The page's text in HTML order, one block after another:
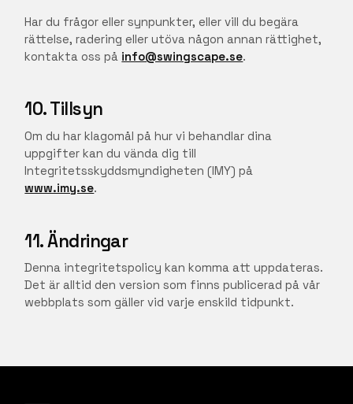
Har du frågor eller synpunkter, eller vill du begära
rättelse, radering eller utöva någon annan rättighet,
kontakta oss på info@swingscape.se.
10. Tillsyn
Om du har klagomål på hur vi behandlar dina
uppgifter kan du vända dig till
Integritetsskyddsmyndigheten (IMY) på
www.imy.se.
11. Ändringar
Denna integritetspolicy kan komma att uppdateras.
Det är alltid den version som finns publicerad på vår
webbplats som gäller vid varje enskild tidpunkt.